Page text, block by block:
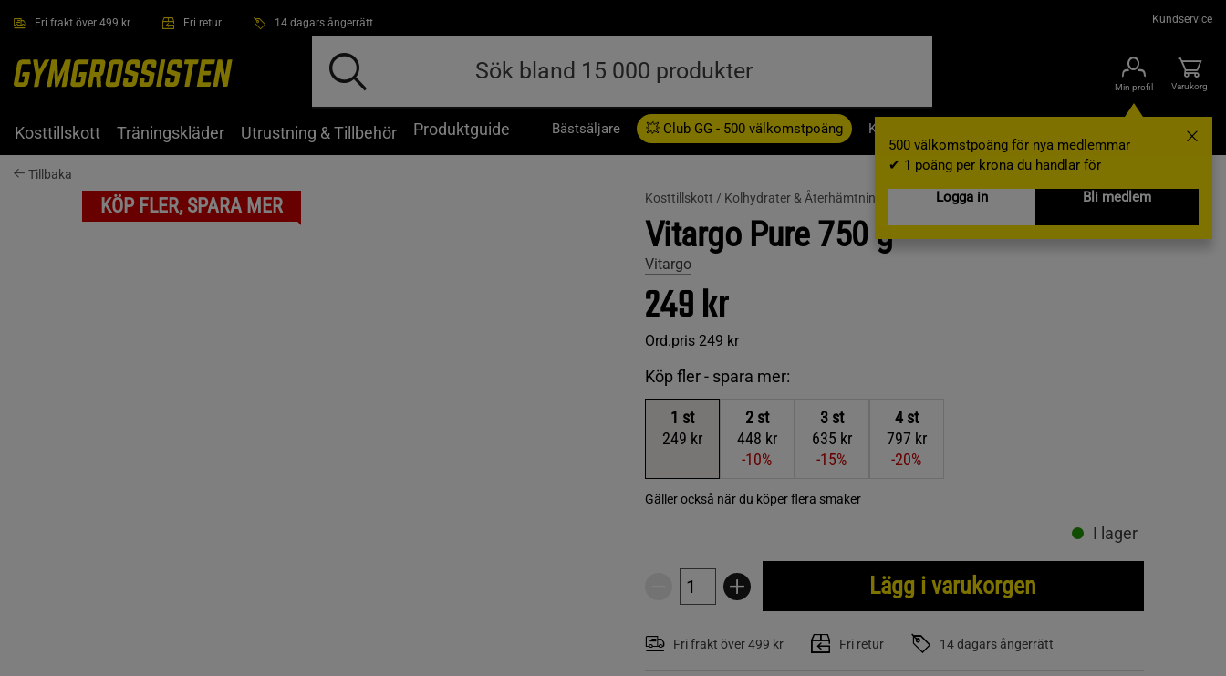
Fri frakt över 499 kr Fri retur 14 dagars ångerrätt Kundservice
Min profil
500 välkomstpoäng för nya medlemmar
✔ 1 poäng per krona du handlar för
Logga in
Bli medlem
Varukorg
Kosttillskott Träningskläder Utrustning & Tillbehör Produktguide Bästsäljare 💥 Club GG - 500 välkomstpoäng Kampanjer
Tillbaka
KÖP FLER, SPARA MER Kosttillskott / Kolhydrater & Återhämtning
Vitargo Pure 750 g
Vitargo
249 kr
Ord.pris 249 kr
Köp fler - spara mer:
1 st
249 kr
2st
448 kr
-10%
3st
635 kr
-15%
4st
797 kr
-20%
Gäller också när du köper flera smaker
I lager
Lägg i varukorgen
Fri frakt över 499 kr Fri retur 14 dagars ångerrätt